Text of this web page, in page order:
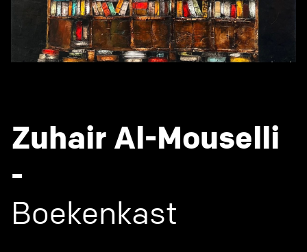
Zuhair Al-Mouselli
-
Boekenkast